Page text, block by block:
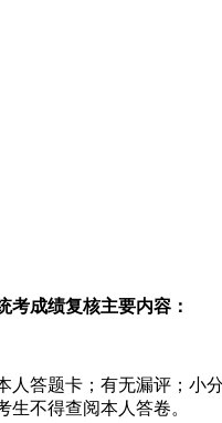
考成绩复核主要内容：
题卡；有无漏评；小分
生不得查阅本人答卷。